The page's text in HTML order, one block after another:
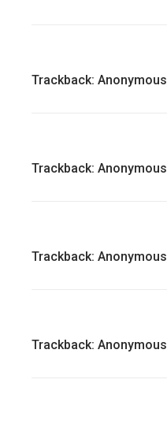
Trackback:Anonymous
Trackback:Anonymous
Trackback:Anonymous
Trackback:Anonymous